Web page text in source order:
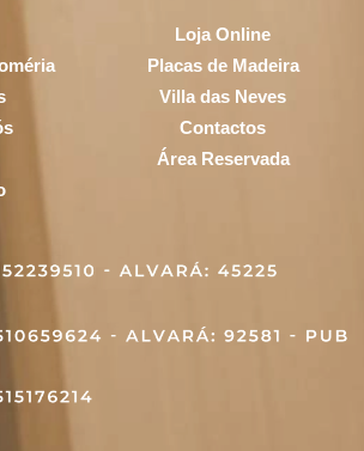
Loja Online
Placas de Madeira
Villa das Neves
Contactos
Área Reservada